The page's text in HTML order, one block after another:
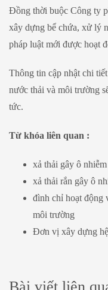
Đồng thời buộc Công ty
xây dựng bể chứa, xử lý
pháp luật mới được hoạt
Thông tin cập nhật chi
nước thải và môi trường
tức.
Từ khóa liên quan :
xả thải gây ô
xả thải rắn gây ô
đình chỉ hoạt động
môi trường
Đơn vị xây dựng